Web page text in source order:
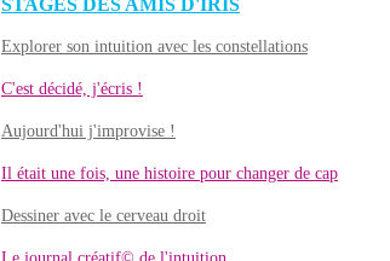
STAGES DES AMIS D'IRIS
Explorer son intuition avec les constellations
C'est décidé, j'écris !
Aujourd'hui j'improvise !
Il était une fois, une histoire pour changer de cap
Dessiner avec le cerveau droit